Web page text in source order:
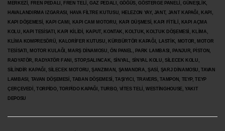
MERKEZİ, FREN PEDALI, FREN TELİ, GAZ PEDALI, GÖĞÜS, GÖSTERGE PANELİ, GÜNEŞLİK,
HAVALANDIRMA IZGARASI, HAVA FİLTRE KUTUSU, HELEZON YAY, JANT, JANT KAPAĞI, KAPI,
KAPI DÖŞEMESİ, KAPI CAMI, KAPI CAM MOTORU, KAPI DÜŞMESİ, KAPI FİTİLİ, KAPI AÇMA
KOLU, KAPI TESİSATI, KAPI KİLİDİ, KAPUT, KONTAK, KOLTUK, KOLTUK DÖŞEMESİ, KLİMA,
KLİMA KOMPRESÖRÜ, KALORİFER KUTUSU, KÜRBÜRTÖR KAPAĞI, LASTİK, MOTOR, MOTOR
TESİSATI, MOTOR KULAĞI, MARŞ DİNAMOSU, ÖN PANEL, PARK LAMBASI, PANJUR, PİSTON,
RADYATÖR, RADYATÖR FANI, STOP,SALINCAK, SİNYAL, SİNYAL KOLU, SİLECEK KOLU,
SİLİNDİR KAPAĞI, SİLECEK MOTORU, ŞANZIMAN, ŞAMANDRA, ŞASİ, ŞARJ DİNAMOSU, TAVAN
LAMBASI, TAVAN DÖŞEMESİ, TABAN DÖŞEMESİ, TAŞIYICI, TRAVERS, TAMPON, TEYP, TEYP
ÇERÇEVEDİ, TORPİDO, TORPİDO KAPAĞI, TURBO, VİTES TELİ, WESTİNGHOUSE, YAKIT
DEPOSU